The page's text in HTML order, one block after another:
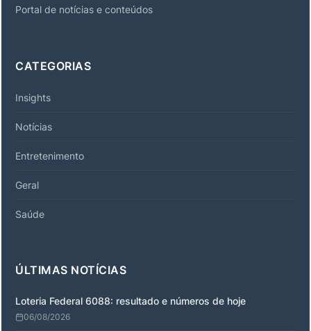
Portal de notícias e conteúdos
CATEGORIAS
Insights
Notícias
Entretenimento
Geral
Saúde
ÚLTIMAS NOTÍCIAS
Loteria Federal 6088: resultado e números de hoje
06/08/2026